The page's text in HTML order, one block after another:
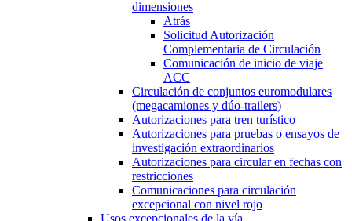
dimensiones
Atrás
Solicitud Autorización
Complementaria de Circulación
Comunicación de inicio de viaje
ACC
Circulación de conjuntos euromodulares
(megacamiones y dúo-trailers)
Autorizaciones para tren turístico
Autorizaciones para pruebas o ensayos de
investigación extraordinarios
Autorizaciones para circular en fechas con
restricciones
Comunicaciones para circulación
excepcional con nivel rojo